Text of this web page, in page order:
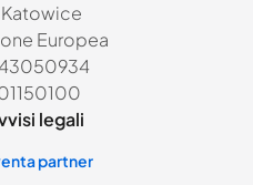
Europea
legali
partner